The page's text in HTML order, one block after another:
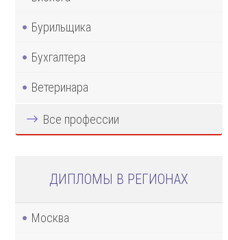
Бурильщика
Бухгалтера
Ветеринара
Все профессии
ДИПЛОМЫ В РЕГИОНАХ
Москва